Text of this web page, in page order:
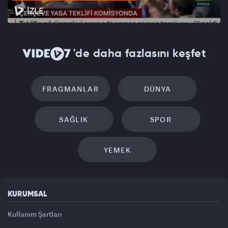
İZLE
'de daha fazlasını keşfet
FRAGMANLAR DÜNYA
SAĞLIK SPOR
YEMEK
KURUMSAL
Kullanım Şartları